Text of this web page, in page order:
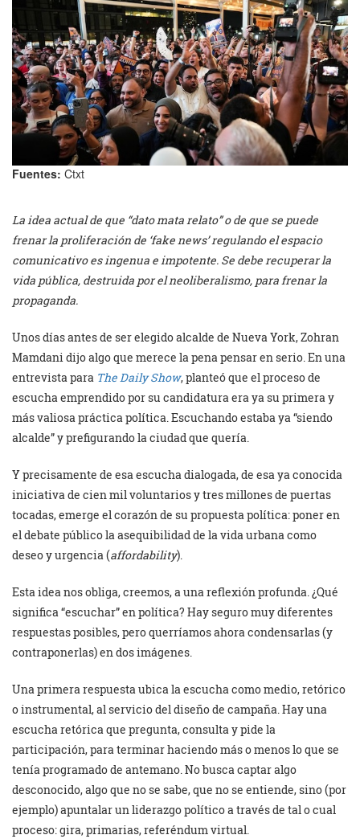
Fuentes: Ctxt
La idea actual de que “dato mata relato” o de que se puede
frenar la proliferación de ‘fake news’ regulando el espacio
comunicativo es ingenua e impotente. Se debe recuperar la
vida pública, destruida por el neoliberalismo, para frenar la
propaganda.
Unos días antes de ser elegido alcalde de Nueva York, Zohran
Mamdani dijo algo que merece la pena pensar en serio. En una
entrevista para The Daily Show, planteó que el proceso de
escucha emprendido por su candidatura era ya su primera y
más valiosa práctica política. Escuchando estaba ya “siendo
alcalde” y prefigurando la ciudad que quería.
Y precisamente de esa escucha dialogada, de esa ya conocida
iniciativa de cien mil voluntarios y tres millones de puertas
tocadas, emerge el corazón de su propuesta política: poner en
el debate público la asequibilidad de la vida urbana como
deseo y urgencia (affordability).
Esta idea nos obliga, creemos, a una reflexión profunda. ¿Qué
significa “escuchar” en política? Hay seguro muy diferentes
respuestas posibles, pero querríamos ahora condensarlas (y
contraponerlas) en dos imágenes.
Una primera respuesta ubica la escucha como medio, retórico
o instrumental, al servicio del diseño de campaña. Hay una
escucha retórica que pregunta, consulta y pide la
participación, para terminar haciendo más o menos lo que se
tenía programado de antemano. No busca captar algo
desconocido, algo que no se sabe, que no se entiende, sino (por
ejemplo) apuntalar un liderazgo político a través de tal o cual
proceso: gira, primarias, referéndum virtual.